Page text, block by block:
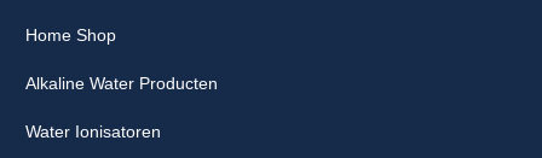
Home Shop
Alkaline Water Producten
Water Ionisatoren